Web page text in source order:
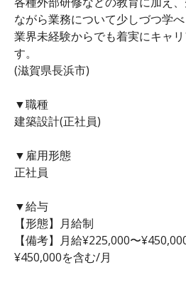
ながら業務について少しづつ学べ
業界未経験からでも着実にキャ
す。
(滋賀県長浜市)
▼職種
建築設計(正社員)
▼雇用形態
正社員
▼給与
【形態】月給制
【備考】月給¥225,000〜
¥450,000を含む/月